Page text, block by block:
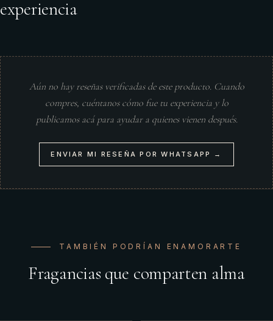
experiencia
Aún no hay reseñas verificadas de este producto. Cuando
compres, cuéntanos cómo fue tu experiencia y lo
publicamos acá para ayudar a quienes vienen después.
ENVIAR MI RESEÑA POR WHATSAPP →
TAMBIÉN PODRÍAN ENAMORARTE
Fragancias que comparten alma